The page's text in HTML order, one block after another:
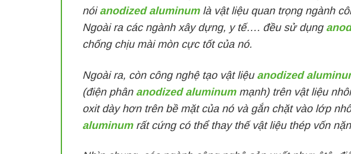
nói anodized aluminumlà vật liệu quan trọng ngành
Ngoài ra các ngành xây dựng, y tế…. đều sử dụng
chống chịu mài mòn cực tốt của nó.
Ngoài ra, còn công nghệ tạo vật liệu anodized
(điện phân anodized aluminum mạnh) trên vật liệu
oxit dày hơn trên bề mặt của nó và gắn chặt vào lớp
aluminum rất cứng có thể thay thế vật liệu thép vốn